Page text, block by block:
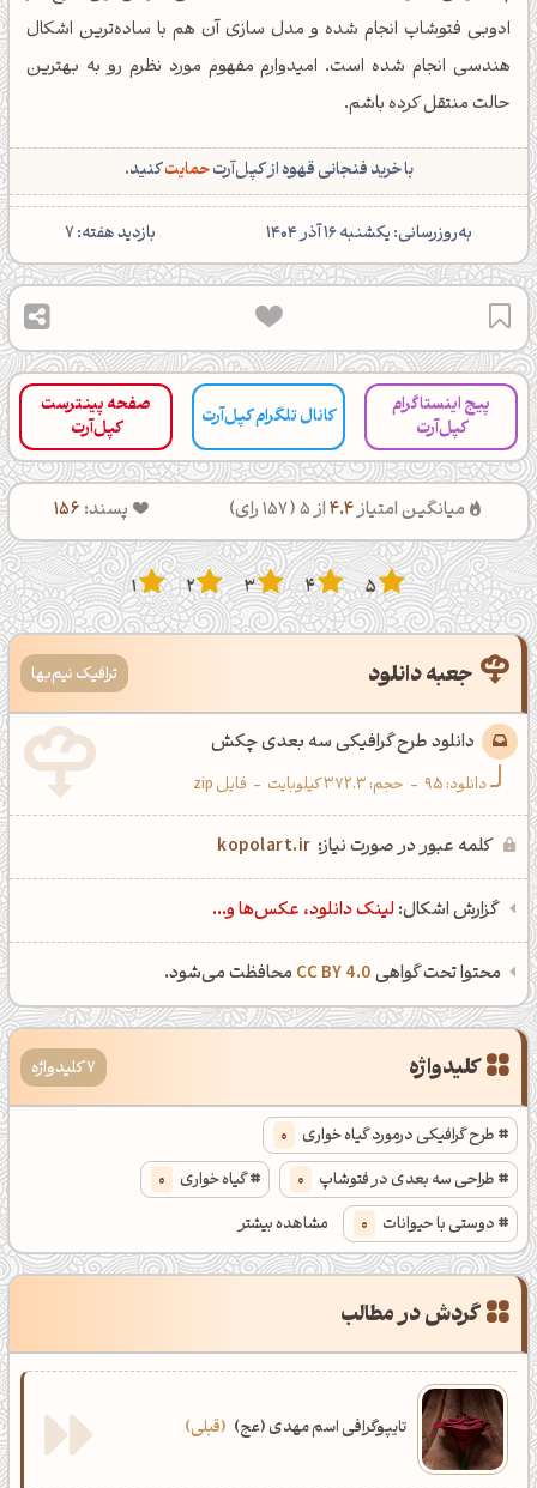
ادوبی فتوشاپ انجام‌ شده و مدل سازی آن هم با ساده‌ترین اشکال
هندسی انجام شده است. امیدوارم مفهوم مورد نظرم رو به بهترین
حالت منتقل کرده باشم.
با خرید فنجانی قهوه از کپل‌آرتحمایتکنید.
‌به‌روزرسانی: یکشنبه 16 آذر 1404 بازدید هفته: 7
پیج اینستاگرام
کپل‌آرت
کانال تلگرام کپل‌آرت
صفحه پینترست
کپل‌آرت
میانگین امتیاز4.4از 5 ( 157رای) پسند: 156
5
4
3
2
1
جعبه دانلود ترافیک نیم‌بها
دانلود طرح گرافیکی سه بعدی چکش
دانلود:95
- حجم: 372.3 کیلوبایت - فایل zip
کلمه عبور در صورت نیاز: kopolart.ir
گزارش اشکال: لینک دانلود، عکس‌ها و...
محتوا تحت گواهیCC BY 4.0 محافظت می‌شود.
کلیدواژه 7 کلیدواژه
طرح گرافیکی درمورد گیاه خواری 0
طراحی سه بعدی در فتوشاپ 0 گیاه خواری 0
دوستی با حیوانات 0
مشاهده بیشتر
طرح سه بعدی خلاقانه 0 نخوردن گوشت حیوانات 0
فتوشاپ سه بعدی 0
گردش در مطالب
تایپوگرافی اسم مهدی (عج) قبلی